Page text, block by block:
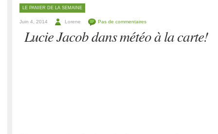
LE PANIER DE LA SEMAINE
Juin 4, 2014 Lorene Pas de commentaires
Lucie Jacob dans météo à la carte!